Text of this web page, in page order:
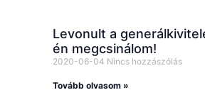
Levonult a
én megcsinálom!
2020-06-04 Nincs hozzászólás
Tovább olvasom »